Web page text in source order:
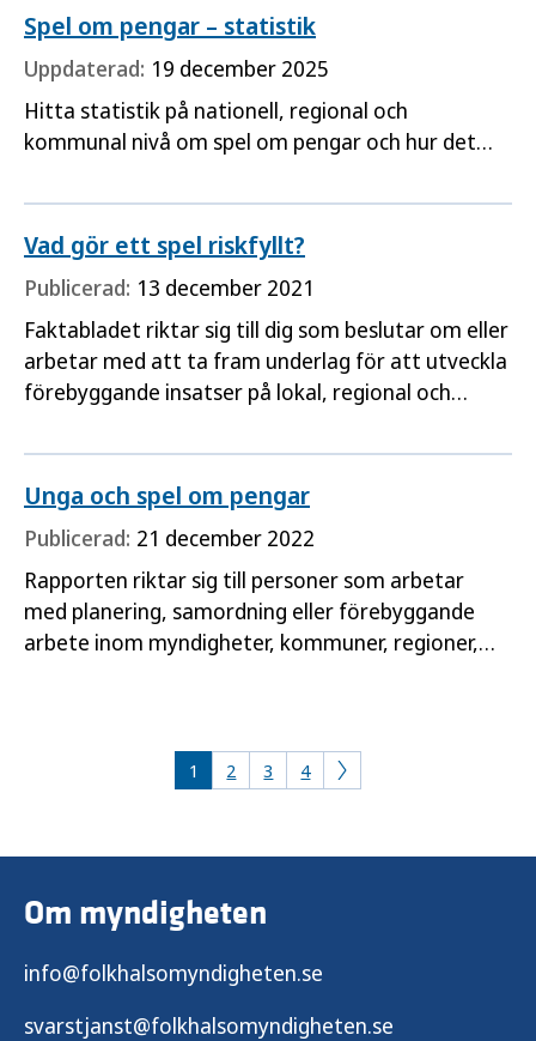
narkotika.
Spel om pengar – statistik
Uppdaterad: 19 december 2025
Hitta statistik på nationell, regional och
kommunal nivå om spel om pengar och hur det
Vad gör ett spel riskfyllt?
Publicerad: 13 december 2021
Faktabladet riktar sig till dig som beslutar om eller
arbetar med att ta fram underlag för att utveckla
förebyggande insatser på lokal, regional och
Unga och spel om pengar
Publicerad: 21 december 2022
Rapporten riktar sig till personer som arbetar
med planering, samordning eller förebyggande
arbete inom myndigheter, kommuner, regioner,
1 2 3 4
Om myndigheten
info@folkhalsomyndigheten.se
svarstjanst@folkhalsomyndigheten.se